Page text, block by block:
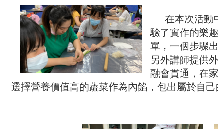
在本次活動
驗了實作的樂
單，一個步驟
另外講師提供
融會貫通，在
選擇營養價值高的蔬菜作為內餡，包出屬於自